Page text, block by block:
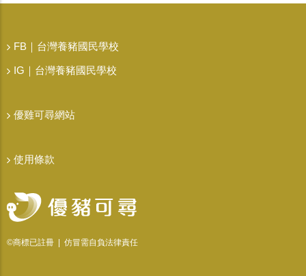
FB｜台灣養豬國民學校
IG｜台灣養豬國民學校
優雞可尋網站
使用條款
©商標已註冊 | 仿冒需自負法律責任